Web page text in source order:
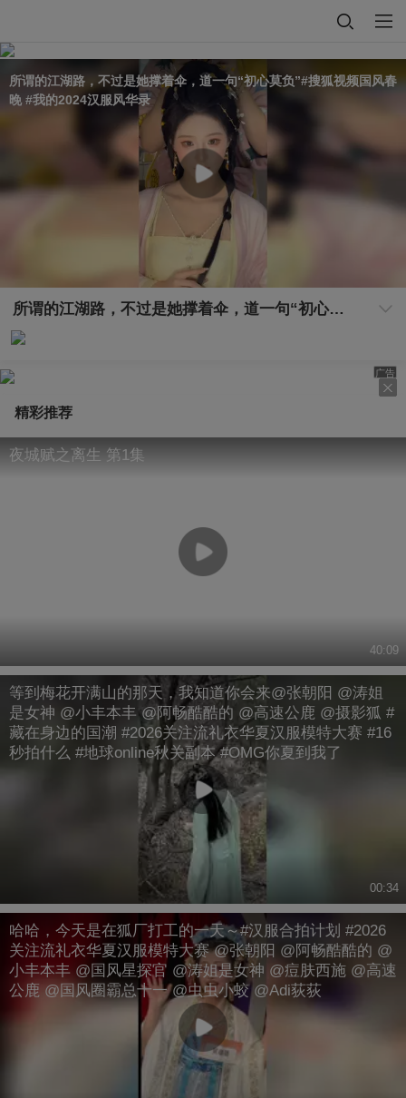
所谓的江湖路，不过是她撑着伞，道一句“初心莫负”#搜狐视频国风春
晚 #我的2024汉服风华录
所谓的江湖路，不过是她撑着伞，道一句“初心莫负”#搜狐视频国风春晚 #我的2024汉服风华录
广告
精彩推荐
夜城赋之离生 第1集
40:09
等到梅花开满山的那天，我知道你会来@张朝阳 @涛姐
是女神 @小丰本丰 @阿畅酷酷的 @高速公鹿 @摄影狐 #
藏在身边的国潮 #2026关注流礼衣华夏汉服模特大赛 #16
秒拍什么 #地球online秋关副本 #OMG你夏到我了
00:34
哈哈，今天是在狐厂打工的一天～#汉服合拍计划 #2026
关注流礼衣华夏汉服模特大赛 @张朝阳 @阿畅酷酷的 @
小丰本丰 @国风星探官 @涛姐是女神 @痘肤西施 @高速
公鹿 @国风圈霸总十一 @虫虫小蛟 @Adi荻荻